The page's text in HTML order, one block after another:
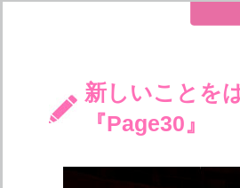
新しいことを
『Page30』